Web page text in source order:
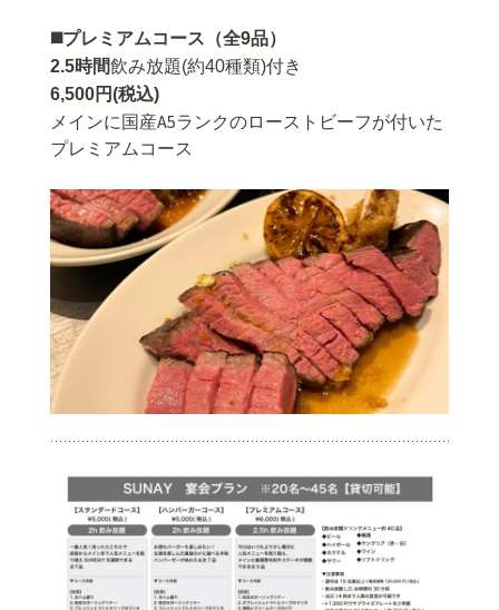
◼️プレミアムコース（全9品）
2.5時間飲み放題(約40種類)付き
6,500円(税込)
メインに国産A5ランクのローストビーフが付いた
プレミアムコース